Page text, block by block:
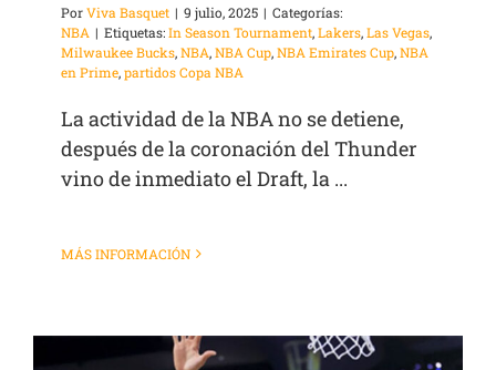
PorViva Basquet | 9 julio, 2025 | Categorías:
NBA | Etiquetas:In Season Tournament,Lakers,Las Vegas,
Milwaukee Bucks,NBA,NBA Cup,NBA Emirates Cup,NBA
en Prime,partidos Copa NBA
La actividad de la NBA no se detiene,
después de la coronación del Thunder
vino de inmediato el Draft, la ...
MÁS INFORMACIÓN